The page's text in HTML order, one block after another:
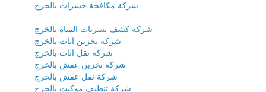
شركة مكافحة حشرات بالخرج
شركة كشف تسربات المياه بالخرج
شركة تخزين اثاث بالخرج
شركة نقل اثاث بالخرج
شركة تخزين عفش بالخرج
شركة نقل عفش بالخرج
شركة تنظيف موكيت بالخرج